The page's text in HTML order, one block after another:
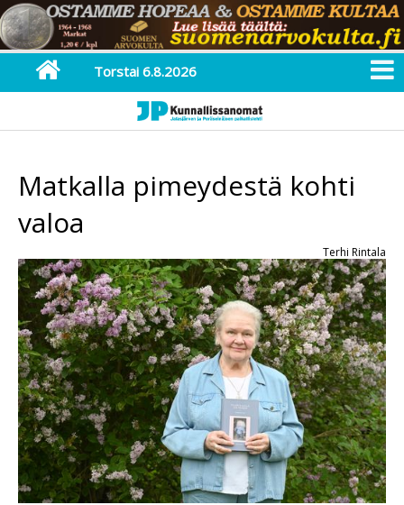
Torstai 6.8.2026
Matkalla pimeydestä kohti
valoa
Terhi Rintala